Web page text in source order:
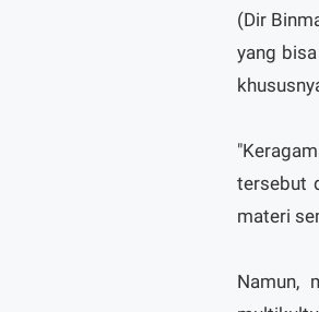
(Dir
yang
tersebut
materi
Namun,